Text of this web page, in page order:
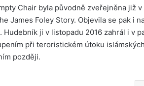
Chair byla původně zveřejněna již
James Foley Story. Objevila se pak i
Hudebník ji v listopadu 2016 zahrál i v
při teroristickém útoku
později.